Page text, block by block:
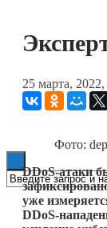
ESG
25 марта,
Фото:
DDoS-атаки
уже
DDoS-